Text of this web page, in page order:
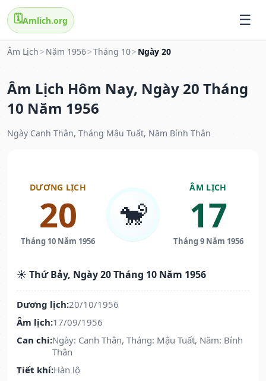
🗓️Amlich.org
Âm Lịch > Năm 1956>Tháng 10> Ngày 20
Âm Lịch Hôm Nay, Ngày 20 Tháng
10 Năm 1956
Ngày Canh Thân, Tháng Mậu Tuất, Năm Bính Thân
DƯƠNG LỊCH
20
Tháng 10 Năm 1956
🐒
ÂM LỊCH
17
Tháng 9 Năm 1956
☀️ Thứ Bảy, Ngày 20 Tháng 10 Năm 1956
Dương lịch:20/10/1956
Âm lịch:17/09/1956
Can chi:Ngày: Canh Thân, Tháng: Mậu Tuất, Năm: Bính
Thân
Tiết khí:Hàn lộ